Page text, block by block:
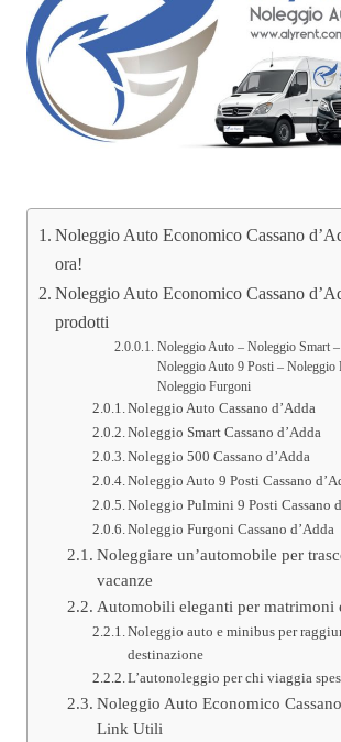
Noleggio Auto Economico Cassano
ora!
Noleggio Auto Economico Cassano
prodotti
Noleggio Auto – Noleggio Smart
Noleggio Auto 9 Posti – Noleggio
Noleggio Furgoni
Noleggio Auto Cassano d’Adda
Noleggio Smart Cassano d’Adda
Noleggio 500 Cassano d’Adda
Noleggio Auto 9 Posti Cassano
Noleggio Pulmini 9 Posti Cassano
Noleggio Furgoni Cassano d’Adda
Noleggiare un’automobile per
vacanze
Automobili eleganti per matrimoni
Noleggio auto e minibus per
destinazione
L’autonoleggio per chi viaggia
Noleggio Auto Economico
Link Utili